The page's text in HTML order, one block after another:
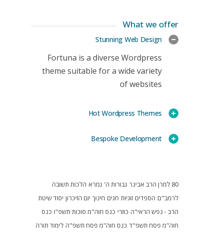
What we offer
Stunning Web Design
Fortuna is a diverse Wordpress
theme suitable for a wide variety
of websites
Hot Wordpress Themes
Bespoke Development
80 למרן הרב אבינר גבורות ה' גמרא הלכות תשובה
לרמב"ם הספדים זוגיות חגים חינוך יום הזיכרון יסוד שיטת
הרב - נפש הראי"ה כוזרי כנס חוה"מ סוכות תשפ"ו כנס
חוה"מ פסח תשפ"ד כנס חוה"מ פסח תשפ"ה לימוד תורה